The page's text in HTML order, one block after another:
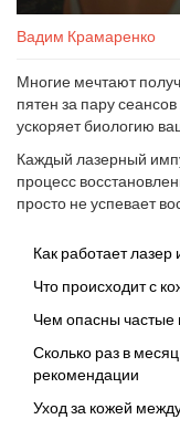
Вадим Крамаренко
Многие мечтают
пятен за пару
ускоряет биологию
сухость, высыпания.
бы: даже в шерсти
Каждый лазерный
процесс
просто не успевает
Поэтому пытаться
распределять сеансы
главное — здоровье
Как работает
Что происходит с
Чем опасны частые
Сколько раз в
рекомендации
Уход за кожей